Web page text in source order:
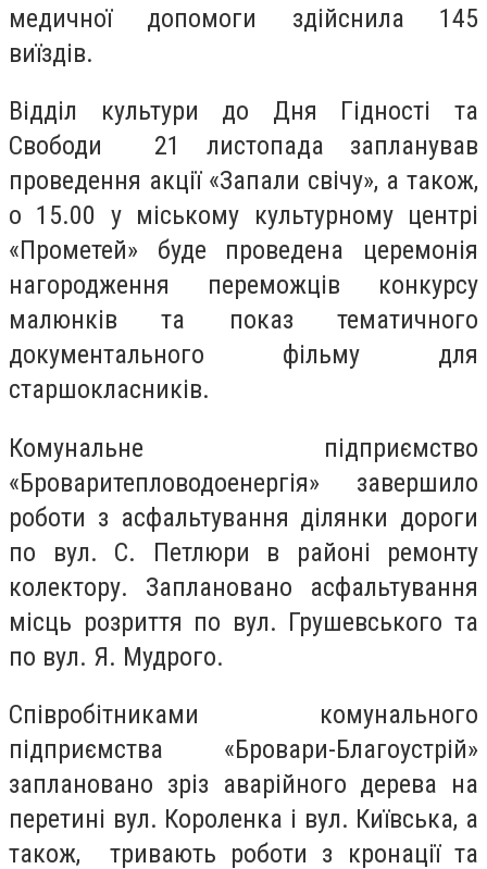
медичної допомоги здійснила 145
виїздів.
Відділ культури до Дня Гідності та
Свободи 21 листопада запланував
проведення акції «Запали свічу», а також,
о 15.00 у міському культурному центрі
«Прометей» буде проведена церемонія
нагородження переможців конкурсу
малюнків та показ тематичного
документального фільму для
старшокласників.
Комунальне підприємство
«Броваритепловодоенергія» завершило
роботи з асфальтування ділянки дороги
по вул. С. Петлюри в районі ремонту
колектору. Заплановано асфальтування
місць розриття по вул. Грушевського та
по вул. Я. Мудрого.
Співробітниками комунального
підприємства «Бровари-Благоустрій»
заплановано зріз аварійного дерева на
перетині вул. Короленка і вул. Київська, а
також, тривають роботи з кронації та